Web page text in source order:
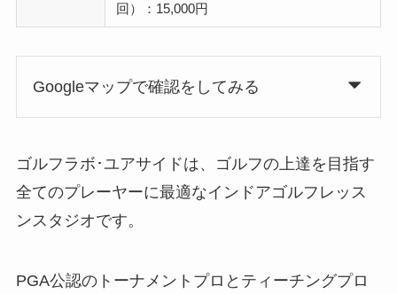
回）：15,000円
Googleマップで確認をしてみる
ゴルフラボ･ユアサイドは、ゴルフの上達を目指す
全てのプレーヤーに最適なインドアゴルフレッス
ンスタジオです。
PGA公認のトーナメントプロとティーチングプロ